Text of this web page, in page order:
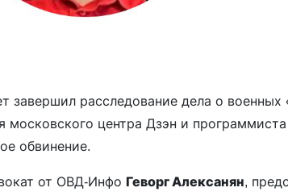
завершил расследование дела о военных
московского центра Дзэн и программиста
обвинение.
от ОВД-Инфо Геворг Алексанян,